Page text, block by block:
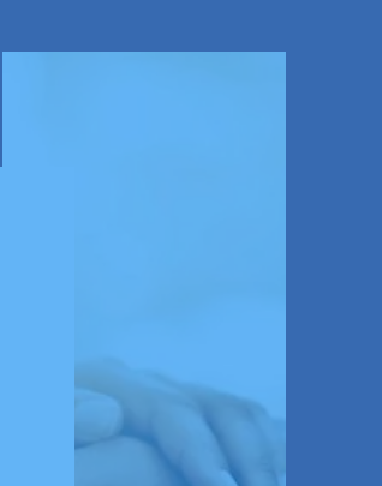
Suite au décès de mon fils, j’ai choisi les PF
décès de mon épouse. Rien a changé,
avons très apprécié la cérémonie funéraire